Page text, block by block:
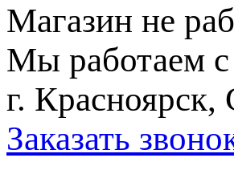
Магазин не
Мы работаем
г.
Заказать